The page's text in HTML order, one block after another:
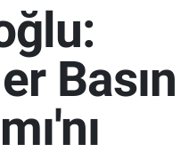
Basın
Haritası
Fikstür